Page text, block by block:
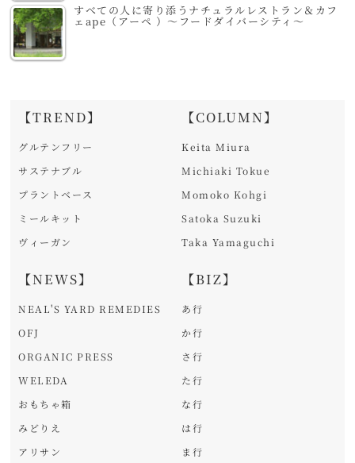
すべての人に寄り添うナチュラルレストラン＆カフ
ェape（アーペ ）～フードダイバーシティ～
【TREND】
グルテンフリー
サステナブル
プラントベース
ミールキット
ヴィーガン
【NEWS】
NEAL'S YARD REMEDIES
OFJ
ORGANIC PRESS
WELEDA
おもちゃ箱
みどりえ
アリサン
【COLUMN】
Keita Miura
Michiaki Tokue
Momoko Kohgi
Satoka Suzuki
Taka Yamaguchi
【BIZ】
あ行
か行
さ行
た行
な行
は行
ま行